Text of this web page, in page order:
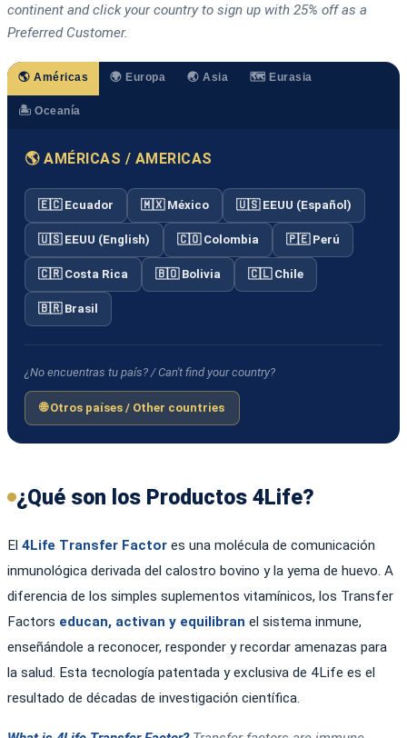
continent and click your country to sign up with 25% off as a
Preferred Customer.
🌎 Américas 🌍 Europa 🌏 Asia 🗺️ Eurasia
🏝️ Oceanía
🌎 AMÉRICAS / AMERICAS
🇪🇨 Ecuador 🇲🇽 México 🇺🇸 EEUU (Español)
🇺🇸 EEUU (English) 🇨🇴 Colombia 🇵🇪 Perú
🇨🇷 Costa Rica 🇧🇴 Bolivia 🇨🇱 Chile
🇧🇷 Brasil
¿No encuentras tu país? / Can't find your country?
🌐 Otros países / Other countries
¿Qué son los Productos 4Life?
El 4Life Transfer Factor es una molécula de comunicación
inmunológica derivada del calostro bovino y la yema de huevo. A
diferencia de los simples suplementos vitamínicos, los Transfer
Factors educan, activan y equilibran el sistema inmune,
enseñándole a reconocer, responder y recordar amenazas para
la salud. Esta tecnología patentada y exclusiva de 4Life es el
resultado de décadas de investigación científica.